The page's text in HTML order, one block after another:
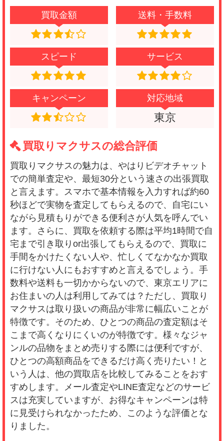
買取金額 送料・手数料
スピード サービス
キャンペーン 対応地域
東京
買取りマクサスの総合評価
買取りマクサスの魅力は、やはりビデオチャット
での簡単査定や、最短30分という速さの出張買取
と言えます。スマホで基本情報を入力すれば約60
秒ほどで実物を査定してもらえるので、自宅にい
ながら見積もりができる便利さが人気を呼んでい
ます。さらに、買取を依頼する際は平均1時間で自
宅まで引き取りor出張してもらえるので、買取に
手間をかけたくない人や、忙しくてなかなか買取
に行けない人にもおすすめと言えるでしょう。手
数料や送料も一切かからないので、東京エリアに
お住まいの人は利用してみては？ただし、買取り
マクサスは取り扱いの商品が非常に幅広いことが
特徴です。そのため、ひとつの商品の査定額はそ
こまで高くなりにくいのが特徴です。様々なジャ
ンルの品物をまとめ売りする際には便利ですが、
ひとつの高額商品をできるだけ高く売りたい！と
いう人は、他の買取店を比較してみることをおす
すめします。メール査定やLINE査定などのサービ
スは充実していますが、お得なキャンペーンは特
に見受けられなかったため、このような評価とな
りました。